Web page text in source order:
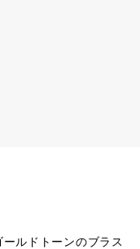
ルドトーンのブラス